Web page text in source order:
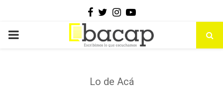
Facebook
Twitter
Instagram
Youtube
PRIMARY
Lo de Acá